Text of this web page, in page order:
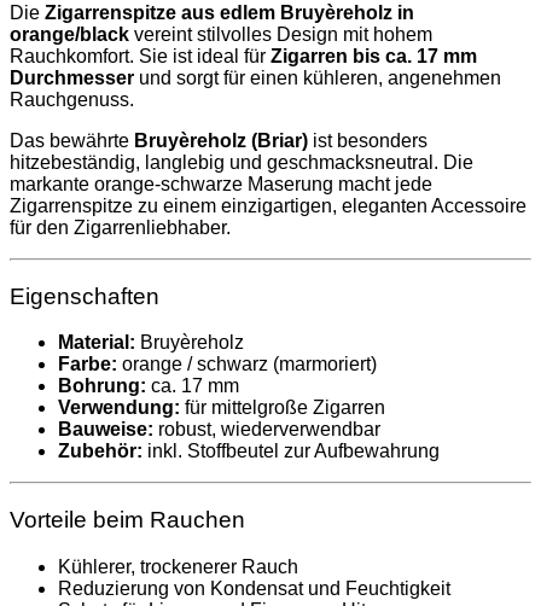
Die Zigarrenspitze aus edlem Bruyèreholz in
orange/black vereint stilvolles Design mit hohem
Rauchkomfort. Sie ist ideal für Zigarren bis ca. 17 mm
Durchmesser und sorgt für einen kühleren, angenehmen
Rauchgenuss.
Das bewährte Bruyèreholz (Briar) ist besonders
hitzebeständig, langlebig und geschmacksneutral. Die
markante orange-schwarze Maserung macht jede
Zigarrenspitze zu einem einzigartigen, eleganten Accessoire
für den Zigarrenliebhaber.
Eigenschaften
Material: Bruyèreholz
Farbe: orange / schwarz (marmoriert)
Bohrung: ca. 17 mm
Verwendung: für mittelgroße Zigarren
Bauweise: robust, wiederverwendbar
Zubehör: inkl. Stoffbeutel zur Aufbewahrung
Vorteile beim Rauchen
Kühlerer, trockenerer Rauch
Reduzierung von Kondensat und Feuchtigkeit